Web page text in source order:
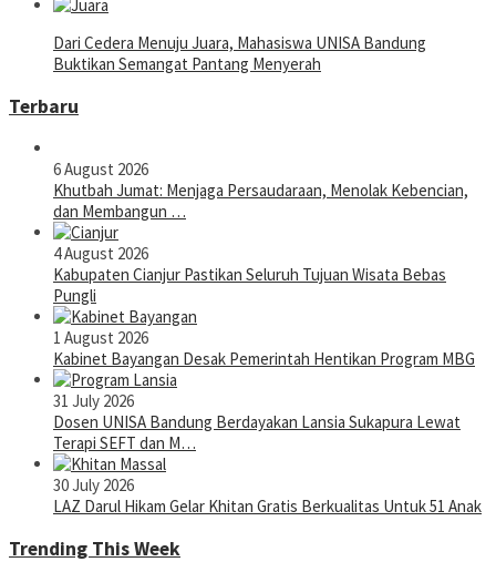
Dari Cedera Menuju Juara, Mahasiswa UNISA Bandung
Buktikan Semangat Pantang Menyerah
Terbaru
6 August 2026
Khutbah Jumat: Menjaga Persaudaraan, Menolak Kebencian,
dan Membangun …
4 August 2026
Kabupaten Cianjur Pastikan Seluruh Tujuan Wisata Bebas
Pungli
1 August 2026
Kabinet Bayangan Desak Pemerintah Hentikan Program MBG
31 July 2026
Dosen UNISA Bandung Berdayakan Lansia Sukapura Lewat
Terapi SEFT dan M…
30 July 2026
LAZ Darul Hikam Gelar Khitan Gratis Berkualitas Untuk 51 Anak
Trending This Week